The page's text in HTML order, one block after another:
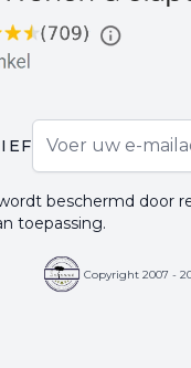
E-mail adres
beschermd door
toepassing.
Copyright 2007 -